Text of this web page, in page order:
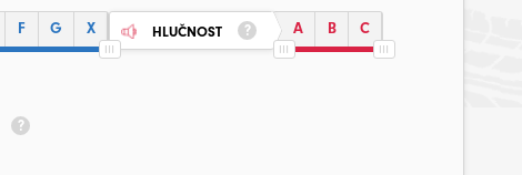
F G X HLUČNOST A B C